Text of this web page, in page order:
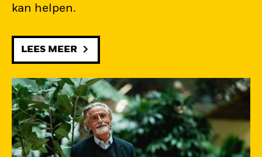
kan helpen.
LEES MEER